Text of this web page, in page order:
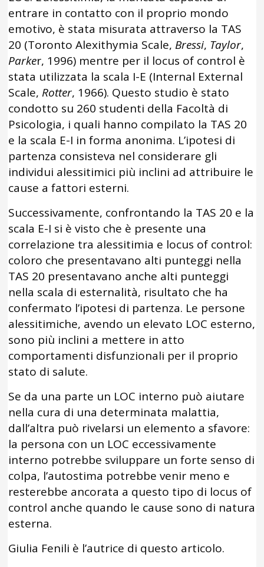
entrare in contatto con il proprio mondo
emotivo, è stata misurata attraverso la TAS
20 (Toronto Alexithymia Scale, Bressi, Taylor,
Parker, 1996) mentre per il locus of control è
stata utilizzata la scala I-E (Internal External
Scale, Rotter, 1966). Questo studio è stato
condotto su 260 studenti della Facoltà di
Psicologia, i quali hanno compilato la TAS 20
e la scala E-I in forma anonima. L’ipotesi di
partenza consisteva nel considerare gli
individui alessitimici più inclini ad attribuire le
cause a fattori esterni.
Successivamente, confrontando la TAS 20 e la
scala E-I si è visto che è presente una
correlazione tra alessitimia e locus of control:
coloro che presentavano alti punteggi nella
TAS 20 presentavano anche alti punteggi
nella scala di esternalità, risultato che ha
confermato l’ipotesi di partenza. Le persone
alessitimiche, avendo un elevato LOC esterno,
sono più inclini a mettere in atto
comportamenti disfunzionali per il proprio
stato di salute.
Se da una parte un LOC interno può aiutare
nella cura di una determinata malattia,
dall’altra può rivelarsi un elemento a sfavore:
la persona con un LOC eccessivamente
interno potrebbe sviluppare un forte senso di
colpa, l’autostima potrebbe venir meno e
resterebbe ancorata a questo tipo di locus of
control anche quando le cause sono di natura
esterna.
Giulia Fenili è l’autrice di questo articolo.